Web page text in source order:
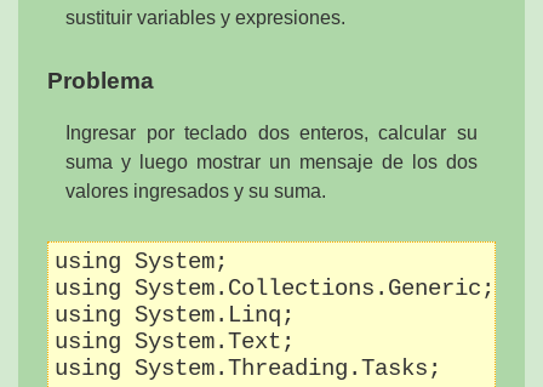
sustituir variables y expresiones.
Problema
Ingresar por teclado dos enteros, calcular su
suma y luego mostrar un mensaje de los dos
valores ingresados y su suma.
using System;
using System.Collections.Generic;
using System.Linq;
using System.Text;
using System.Threading.Tasks;